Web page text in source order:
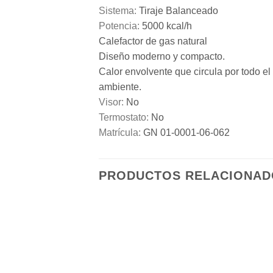
Sistema: Tiraje Balanceado
Potencia: 5000 kcal/h
Calefactor de gas natural
Diseño moderno y compacto.
Calor envolvente que circula por todo el
ambiente.
Visor: No
Termostato: No
Matrícula: GN 01-0001-06-062
PRODUCTOS